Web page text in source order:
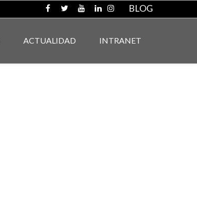
BLOG
ACTUALIDAD INTRANET